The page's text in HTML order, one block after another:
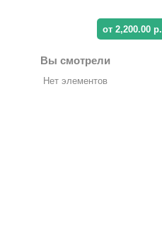
от 2,200.00 р.
Вы смотрели
Нет элементов